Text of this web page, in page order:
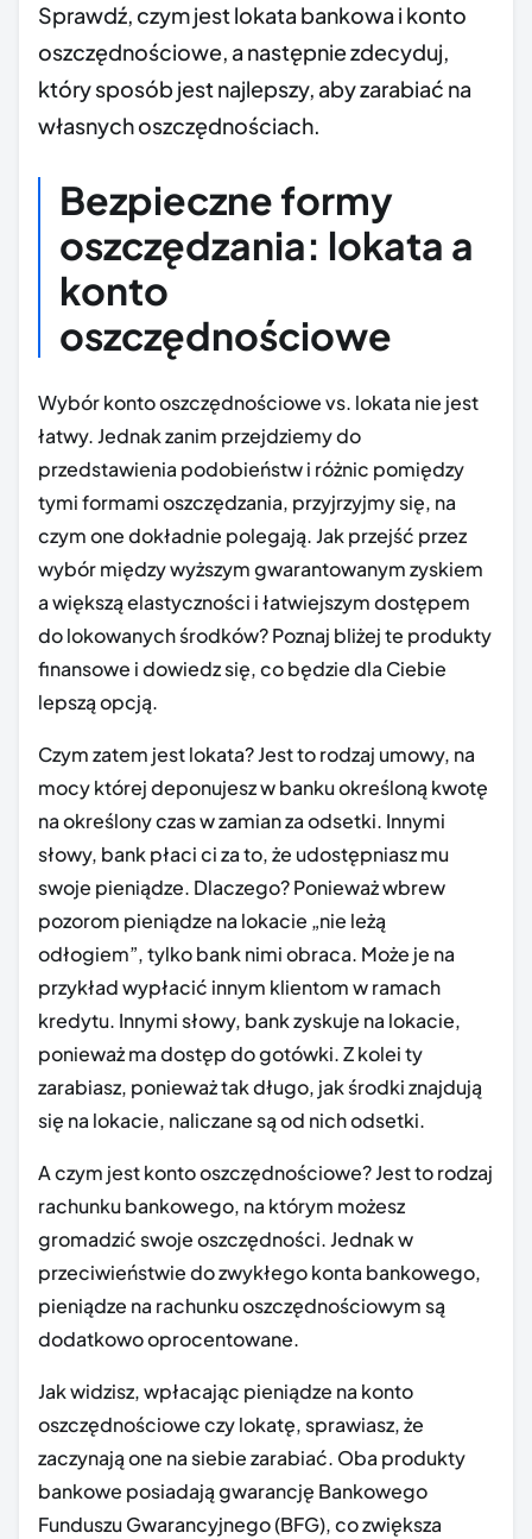
Sprawdź, czym jest lokata bankowa i konto
oszczędnościowe, a następnie zdecyduj,
który sposób jest najlepszy, aby zarabiać na
własnych oszczędnościach.
Bezpieczne formy
oszczędzania: lokata a
konto
oszczędnościowe
Wybór konto oszczędnościowe vs. lokata nie jest
łatwy. Jednak zanim przejdziemy do
przedstawienia podobieństw i różnic pomiędzy
tymi formami oszczędzania, przyjrzyjmy się, na
czym one dokładnie polegają. Jak przejść przez
wybór między wyższym gwarantowanym zyskiem
a większą elastyczności i łatwiejszym dostępem
do lokowanych środków? Poznaj bliżej te produkty
finansowe i dowiedz się, co będzie dla Ciebie
lepszą opcją.
Czym zatem jest lokata? Jest to rodzaj umowy, na
mocy której deponujesz w banku określoną kwotę
na określony czas w zamian za odsetki. Innymi
słowy, bank płaci ci za to, że udostępniasz mu
swoje pieniądze. Dlaczego? Ponieważ wbrew
pozorom pieniądze na lokacie „nie leżą
odłogiem”, tylko bank nimi obraca. Może je na
przykład wypłacić innym klientom w ramach
kredytu. Innymi słowy, bank zyskuje na lokacie,
ponieważ ma dostęp do gotówki. Z kolei ty
zarabiasz, ponieważ tak długo, jak środki znajdują
się na lokacie, naliczane są od nich odsetki.
A czym jest konto oszczędnościowe? Jest to rodzaj
rachunku bankowego, na którym możesz
gromadzić swoje oszczędności. Jednak w
przeciwieństwie do zwykłego konta bankowego,
pieniądze na rachunku oszczędnościowym są
dodatkowo oprocentowane.
Jak widzisz, wpłacając pieniądze na konto
oszczędnościowe czy lokatę, sprawiasz, że
zaczynają one na siebie zarabiać. Oba produkty
bankowe posiadają gwarancję Bankowego
Funduszu Gwarancyjnego (BFG), co zwiększa